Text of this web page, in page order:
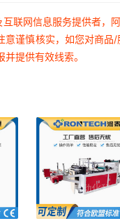
联网信息服务提供者
谨慎核实，如您对商
提供有效线索。